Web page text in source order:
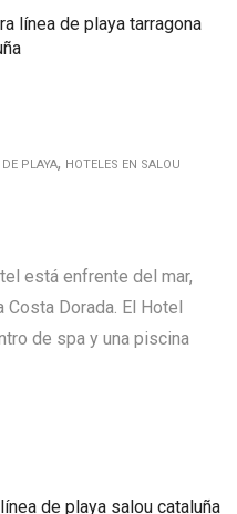
PLAYA, HOTELES EN SALOU
está enfrente del mar,
Costa Dorada. El Hotel
de spa y una piscina